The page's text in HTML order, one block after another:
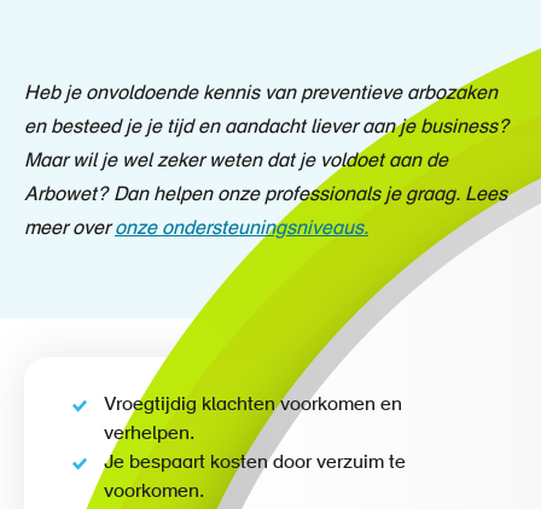
Heb je onvoldoende kennis van preventieve arbozaken
en besteed je je tijd en aandacht liever aan je business?
Maar wil je wel zeker weten dat je voldoet aan de
Arbowet? Dan helpen onze professionals je graag. Lees
meer overonze ondersteuningsniveaus.
Vroegtijdig klachten voorkomen en
verhelpen.
Je bespaart kosten door verzuim te
voorkomen.